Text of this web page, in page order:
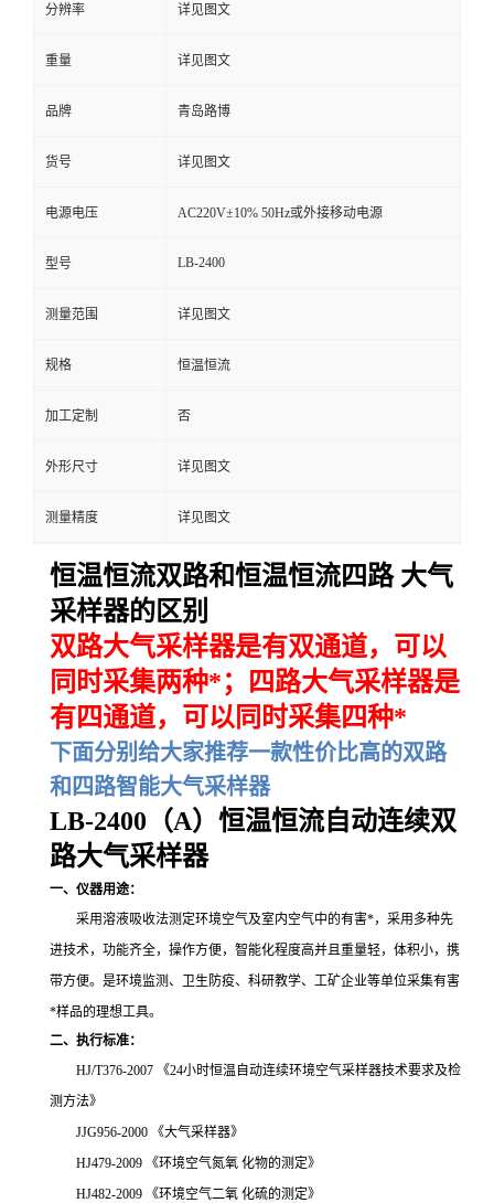
言
分辨率 详见图文
重量 详见图文
品牌 青岛路博
货号 详见图文
电源电压 AC220V±10% 50Hz或外接移动电源
型号 LB-2400
测量范围 详见图文
规格 恒温恒流
加工定制 否
外形尺寸 详见图文
测量精度 详见图文
恒温恒流双路和恒温恒流四路 大气
采样器的区别
双路大气采样器是有双通道，可以
同时采集两种*；四路大气采样器是
有四通道，可以同时采集四种*
下面分别给大家推荐一款性价比高的双路
和四路智能大气采样器
LB-2400（A）恒温恒流自动连续双
路大气采样器
一、仪器用途：
采用溶液吸收法测定环境空气及室内空气中的有害*，采用多种先
进技术，功能齐全，操作方便，智能化程度高并且重量轻，体积小，携
带方便。是环境监测、卫生防疫、科研教学、工矿企业等单位采集有害
*样品的理想工具。
二、执行标准：
HJ/T376-2007 《24小时恒温自动连续环境空气采样器技术要求及检
测方法》
JJG956-2000 《大气采样器》
HJ479-2009 《环境空气氮氧 化物的测定》
HJ482-2009 《环境空气二氧 化硫的测定》